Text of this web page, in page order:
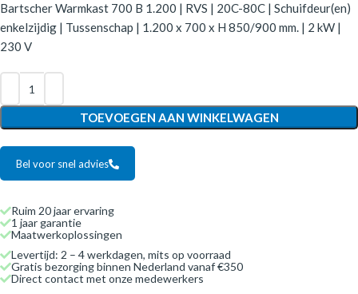
Bartscher Warmkast 700 B 1.200 | RVS | 20C-80C | Schuifdeur(en)
enkelzijdig | Tussenschap | 1.200 x 700 x H 850/900 mm. | 2 kW |
230 V
TOEVOEGEN AAN WINKELWAGEN
Bel voor snel advies
Ruim 20 jaar ervaring
1 jaar garantie
Maatwerkoplossingen
Levertijd: 2 – 4 werkdagen, mits op voorraad
Gratis bezorging binnen Nederland vanaf €350
Direct contact met onze medewerkers